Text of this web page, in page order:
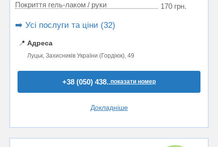
Покриття гель-лаком / руки 170 грн.
➡️ Усі послуги та ціни (32)
📍 Адреса
Луцьк, Захисників України (Гордіюк), 49
+38 (050) 438..показати номер
Докладніше